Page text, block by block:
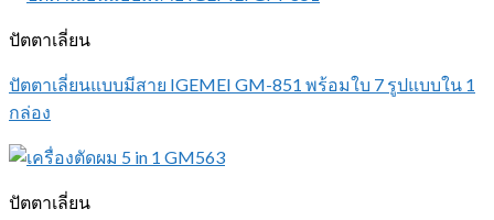
ปัตตาเลี่ยน
ปัตตาเลี่ยนแบบมีสาย IGEMEI GM-851 พร้อมใบ 7 รูปแบบใน 1
กล่อง
ปัตตาเลี่ยน